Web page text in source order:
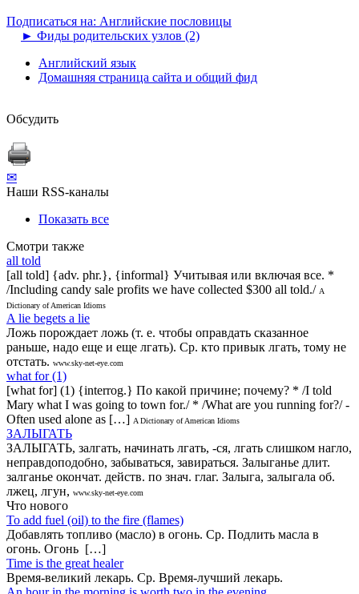
Подписаться на: Английские пословицы
► Фиды родительских узлов (2)
Английский язык
Домашняя страница сайта и общий фид
Обсудить
✉
Наши RSS-каналы
Показать все
Смотри также
all told
[all told] {adv. phr.}, {informal} Учитывая или включая все. *
/Including candy sale profits we have collected $300 all told./ A
Dictionary of American Idioms
A lie begets a lie
Ложь порождает ложь (т. е. чтобы оправдать сказанное
раньше, надо еще и еще лгать). Ср. кто привык лгать, тому не
отстать. www.sky-net-eye.com
what for (1)
[what for] (1) {interrog.} По какой причине; почему? * /I told
Mary what I was going to town for./ * /What are you running for?/ -
Often used alone as […] A Dictionary of American Idioms
ЗАЛЫГАТЬ
ЗАЛЫГАТЬ, залгать, начинать лгать, -ся, лгать слишком нагло,
неправдоподобно, забываться, завираться. Залыганье длит.
залганье окончат. действ. по знач. глаг. Залыга, залыгала об.
лжец, лгун, www.sky-net-eye.com
Что нового
То add fuel (oil) to the fire (flames)
Добавлять топливо (масло) в огонь. Ср. Подлить масла в
огонь. Огонь […]
Time is the great healer
Время-великий лекарь. Ср. Время-лучший лекарь.